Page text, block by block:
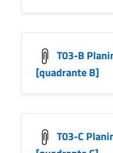
T03-B
[quadrante B]
T03-C